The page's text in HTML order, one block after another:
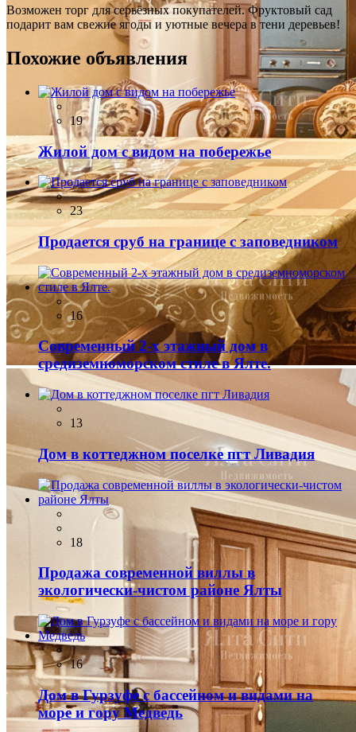
Возможен торг для серьёзных покупателей. Фруктовый сад
подарит вам свежие ягоды и уютные вечера в тени деревьев!
Похожие объявления
19
Жилой дом с видом на побережье
23
Продается сруб на границе с заповедником
16
Современный 2-х этажный дом в
средиземноморском стиле в Ялте.
13
Дом в коттеджном поселке пгт Ливадия
18
Продажа современной виллы в
экологически-чистом районе Ялты
16
Дом в Гурзуфе с бассейном и видами на
море и гору Медведь